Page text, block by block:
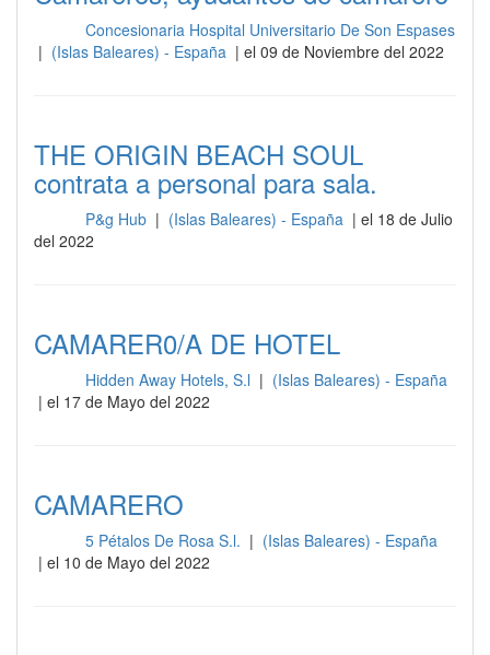
Concesionaria Hospital Universitario De Son Espases
| (Islas Baleares) - España | el 09 de Noviembre del 2022
THE ORIGIN BEACH SOUL
contrata a personal para sala.
P&g Hub | (Islas Baleares) - España | el 18 de Julio
del 2022
CAMARER0/A DE HOTEL
Hidden Away Hotels, S.l | (Islas Baleares) - España
| el 17 de Mayo del 2022
CAMARERO
5 Pétalos De Rosa S.l. | (Islas Baleares) - España
| el 10 de Mayo del 2022